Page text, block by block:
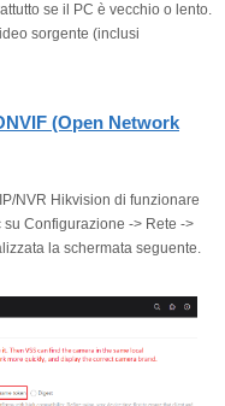
se il PC è vecchio o lento.
sorgente (inclusi
(Open Network
NVR Hikvision di funzionare
Configurazione -> Rete ->
la schermata seguente.